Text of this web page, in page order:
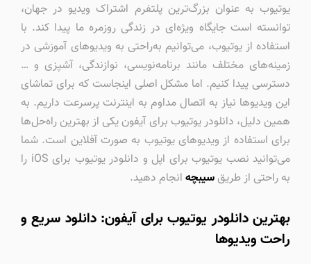
یوتیوب به عنوان بزرگ‌ترین پلتفرم اشتراک ویدیو در جهان،
توانسته است جایگاه ویژه‌ای در زندگی روزمره ما پیدا کند. با
استفاده از یوتیوب، می‌توانیم به‌راحتی به ویدیوهای آموزشی در
زمینه‌های مختلف مانند برنامه‌نویسی، نوازندگی، آشپزی و …
دسترسی پیدا کنیم. اما مشکل اصلی اینجاست که برای تماشای
این ویدیوها نیاز به اتصال مداوم به اینترنت پرسرعت داریم. به
همین دلیل، دانلودر یوتیوب برای آیفون یکی از بهترین راه‌حل‌ها
برای استفاده از ویدیوهای یوتیوب به صورت آفلاین است. شما
می‌توانید نصب یوتیوب برای اپل و دانلودر یوتیوب برای iOS را
به راحتی از طریق سیبچه انجام دهید.
بهترین دانلودر یوتیوب برای آیفون: دانلود سریع و
راحت ویدیوها